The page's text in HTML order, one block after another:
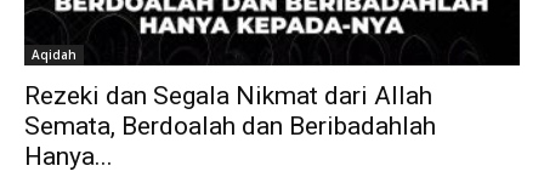
Aqidah
Rezeki dan Segala Nikmat dari Allah
Semata, Berdoalah dan Beribadahlah
Hanya...